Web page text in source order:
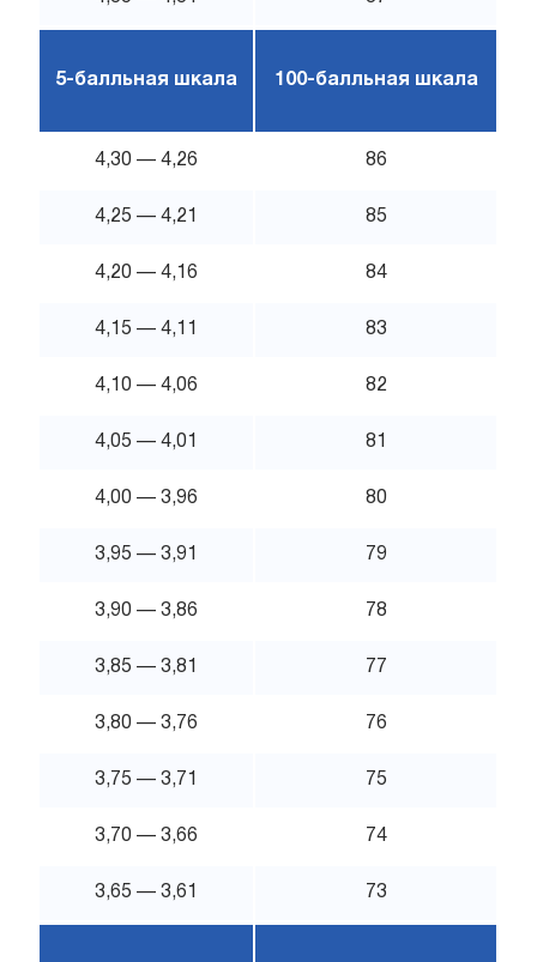
5-балльная шкала 100-балльная шкала
4,30 — 4,26 86
4,25 — 4,21 85
4,20 — 4,16 84
4,15 — 4,11 83
4,10 — 4,06 82
4,05 — 4,01 81
4,00 — 3,96 80
3,95 — 3,91 79
3,90 — 3,86 78
3,85 — 3,81 77
3,80 — 3,76 76
3,75 — 3,71 75
3,70 — 3,66 74
3,65 — 3,61 73